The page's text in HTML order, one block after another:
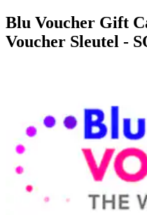
Blu Voucher Gift
Voucher Sleutel -